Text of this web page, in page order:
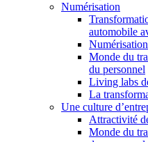
Numérisation
automobile
Monde du
du personnel
Living labs
La
Une culture
Attractivité
Monde du